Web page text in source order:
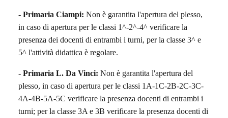
- Primaria Ciampi: Non è garantita l'apertura del plesso,
in caso di apertura per le classi 1^-2^-4^ verificare la
presenza dei docenti di entrambi i turni, per la classe 3^ e
5^ l'attività didattica è regolare.
- Primaria L. Da Vinci: Non è garantita l'apertura del
plesso, in caso di apertura per le classi 1A-1C-2B-2C-3C-
4A-4B-5A-5C verificare la presenza docenti di entrambi i
turni; per la classe 3A e 3B verificare la presenza docenti di